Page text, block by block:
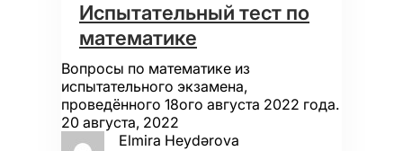
Испытательный тест по
математике
Вопросы по математике из
испытательного экзамена,
проведённого 18ого августа 2022 года.
20 августа, 2022
Elmira Heydərova